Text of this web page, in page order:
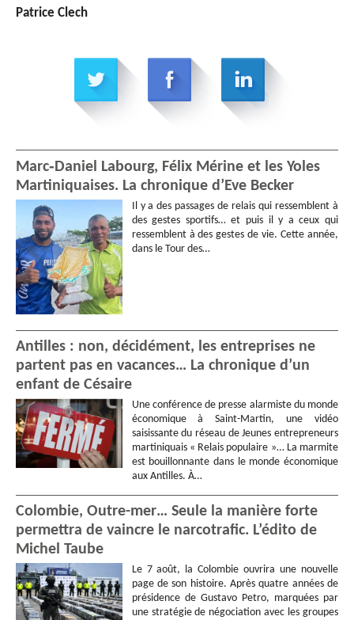
Patrice Clech
Marc‑Daniel Labourg, Félix Mérine et les Yoles
Martiniquaises. La chronique d’Eve Becker
Il y a des passages de relais qui ressemblent à
des gestes sportifs… et puis il y a ceux qui
ressemblent à des gestes de vie. Cette année,
dans le Tour des…
Antilles : non, décidément, les entreprises ne
partent pas en vacances… La chronique d’un
enfant de Césaire
Une conférence de presse alarmiste du monde
économique à Saint-Martin, une vidéo
saisissante du réseau de Jeunes entrepreneurs
martiniquais « Relais populaire »… La marmite
est bouillonnante dans le monde économique
aux Antilles. À…
Colombie, Outre-mer… Seule la manière forte
permettra de vaincre le narcotrafic. L’édito de
Michel Taube
Le 7 août, la Colombie ouvrira une nouvelle
page de son histoire. Après quatre années de
présidence de Gustavo Petro, marquées par
une stratégie de négociation avec les groupes